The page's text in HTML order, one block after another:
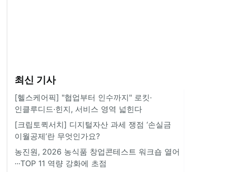
최신 기사
[헬스케어픽] "협업부터 인수까지" 로킷·
인클루디드·힌지, 서비스 영역 넓힌다
[크립토퀵서치] 디지털자산 과세 쟁점 ‘손실금
이월공제’란 무엇인가요?
농진원, 2026 농식품 창업콘테스트 워크숍 열어
···TOP 11 역량 강화에 초점